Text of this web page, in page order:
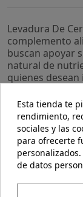
Levadura De
complemento
buscan apoyar
natural de
quienes
- Cada
reconocida
minerales que
metabolismo
- La
suministro
una
Esta tienda te
rendimiento,
sociales y las
para ofrecerte
de datos